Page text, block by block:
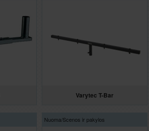
Varytec T-Bar
Nuoma/Scenos ir pakylos